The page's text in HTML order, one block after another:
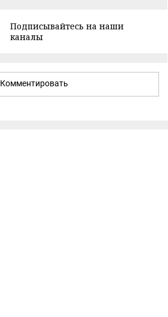
Подписывайтесь на наши
каналы
Комментировать